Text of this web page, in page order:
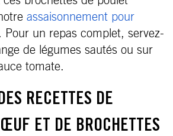
assaisonnement pour
. Pour un repas complet, servez-
de légumes sautés ou sur
tomate.
RECETTES DE
ET DE BROCHETTES